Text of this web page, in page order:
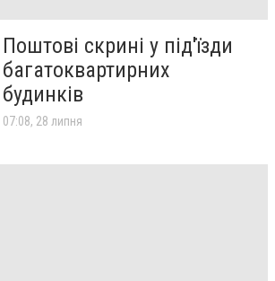
Поштові скрині у під'їзди
багатоквартирних
будинків
07:08, 28 липня